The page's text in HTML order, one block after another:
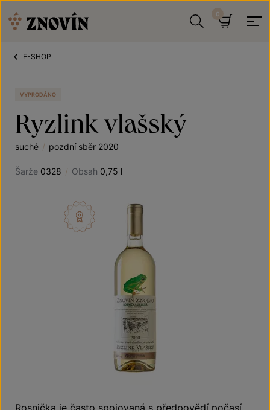
E-SHOP
VYPRODÁNO
Ryzlink vlašský
suché / pozdní sběr 2020
Šarže 0328 / Obsah 0,75 l
Rosnička je často spojovaná s předpovědí počasí.